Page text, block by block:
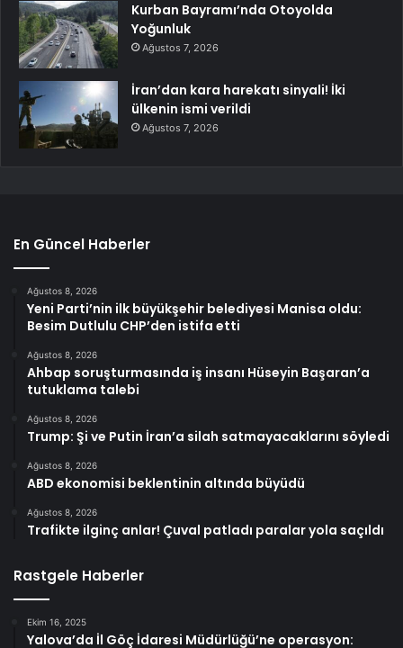
Kurban Bayramı’nda Otoyolda
Yoğunluk
Ağustos 7, 2026
İran’dan kara harekatı sinyali! İki
ülkenin ismi verildi
Ağustos 7, 2026
En Güncel Haberler
Ağustos 8, 2026
Yeni Parti’nin ilk büyükşehir belediyesi Manisa oldu:
Besim Dutlulu CHP’den istifa etti
Ağustos 8, 2026
Ahbap soruşturmasında iş insanı Hüseyin Başaran’a
tutuklama talebi
Ağustos 8, 2026
Trump: Şi ve Putin İran’a silah satmayacaklarını söyledi
Ağustos 8, 2026
ABD ekonomisi beklentinin altında büyüdü
Ağustos 8, 2026
Trafikte ilginç anlar! Çuval patladı paralar yola saçıldı
Rastgele Haberler
Ekim 16, 2025
Yalova’da İl Göç İdaresi Müdürlüğü’ne operasyon: